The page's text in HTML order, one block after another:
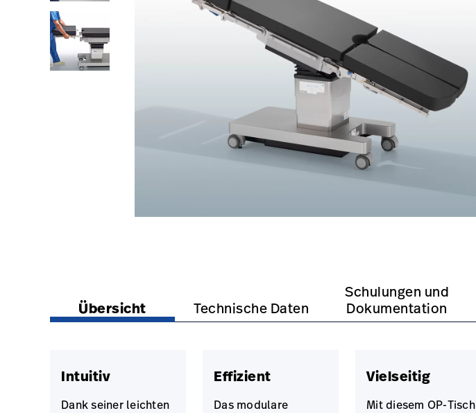
Übersicht Technische Daten
Schulungen und
Dokumentation
Intuitiv
Dank seiner leichten
Effizient
Das modulare
Vielseitig
Mit diesem OP-Tisch